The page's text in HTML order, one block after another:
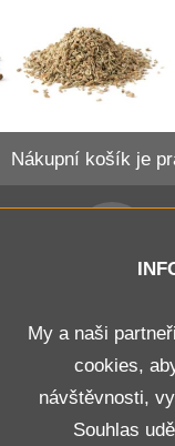
Nákupní košík je
Obchodní podmínky
Doprava a platba
Odstoupení od
My a naši
cookies,
návštěvnosti,
Souhlas